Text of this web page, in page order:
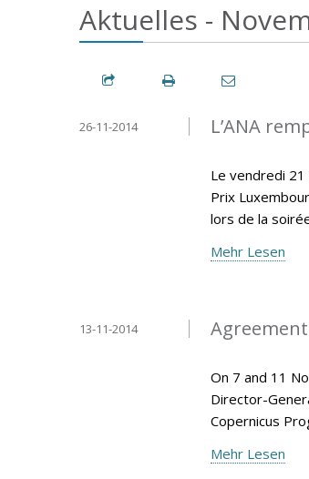
Aktuelles -
L’ANA
26-11-2014
Le vendredi 21
Prix
lors de la
Mehr Lesen
13-11-2014
On 7 and 11
Director-
Copernicus
Mehr Lesen